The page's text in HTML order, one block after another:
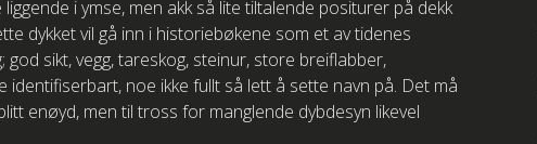
i ymse, men akk så lite tiltalende positurer på dekk
dykket vil gå inn i historiebøkene som et av tidenes
sikt, vegg, tareskog, steinur, store breiflabber,
identifiserbart, noe ikke fullt så lett å sette navn på. Det må
enøyd, men til tross for manglende dybdesyn likevel